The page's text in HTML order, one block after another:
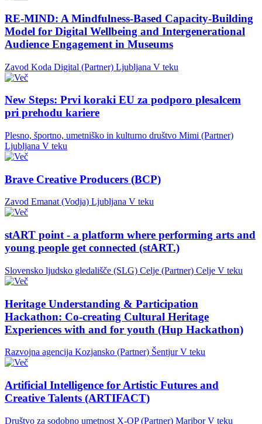
RE-MIND: A Mindfulness-Based Capacity-Building
Model for Digital Wellbeing and Intergenerational
Audience Engagement in Museums
Zavod Koda Digital (Partner) Ljubljana V teku
New Steps: Prvi koraki EU za podporo plesalcem
pri prehodu kariere
Plesno, športno, umetniško in kulturno društvo Mimi (Partner)
Ljubljana V teku
Brave Creative Producers (BCP)
Zavod Emanat (Vodja) Ljubljana V teku
stART point - a platform where performing arts and
young people get connected (stART.)
Slovensko ljudsko gledališče (SLG) Celje (Partner) Celje V teku
Heritage Understanding & Participation
Hackathon: Co-creating Cultural Heritage
Experiences with and for youth (Hup Hackathon)
Razvojna agencija Kozjansko (Partner) Šentjur V teku
Artificial Intelligence for Artistic Futures and
Creative Talents (ARTIFACT)
Društvo za sodobno umetnost X-OP (Partner) Maribor V teku